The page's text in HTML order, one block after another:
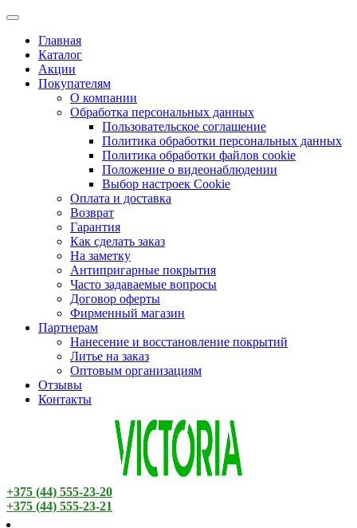
Главная
Каталог
Акции
Покупателям
О компании
Обработка персональных данных
Пользовательское соглашение
Политика обработки персональных данных
Политика обработки файлов cookie
Положение о видеонаблюдении
Выбор настроек Cookie
Оплата и доставка
Возврат
Гарантия
Как сделать заказ
На заметку
Антипригарные покрытия
Часто задаваемые вопросы
Договор оферты
Фирменный магазин
Партнерам
Нанесение и восстановление покрытий
Литье на заказ
Оптовым организациям
Отзывы
Контакты
+375 (44) 555-23-20
+375 (44) 555-23-21